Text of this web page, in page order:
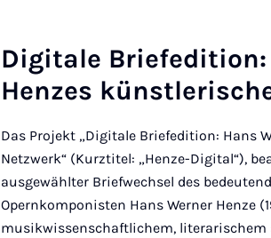
Digitale Briefedition:
Henzes
Das Projekt „Digitale Briefedition: Hans
Netzwerk“ (Kurztitel: „Henze-Digital“),
ausgewählter Briefwechsel des
Opernkomponisten Hans Werner Henze
musikwissenschaftlichem, literarischem